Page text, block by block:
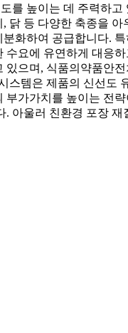
를 높이는 데 주력하
등 다양한 축종을
화하여 공급합니다.
요에 유연하게 대응
으며, 식품의약품안
템은 제품의 신선
가가치를 높이는 전
아울러 친환경 포장